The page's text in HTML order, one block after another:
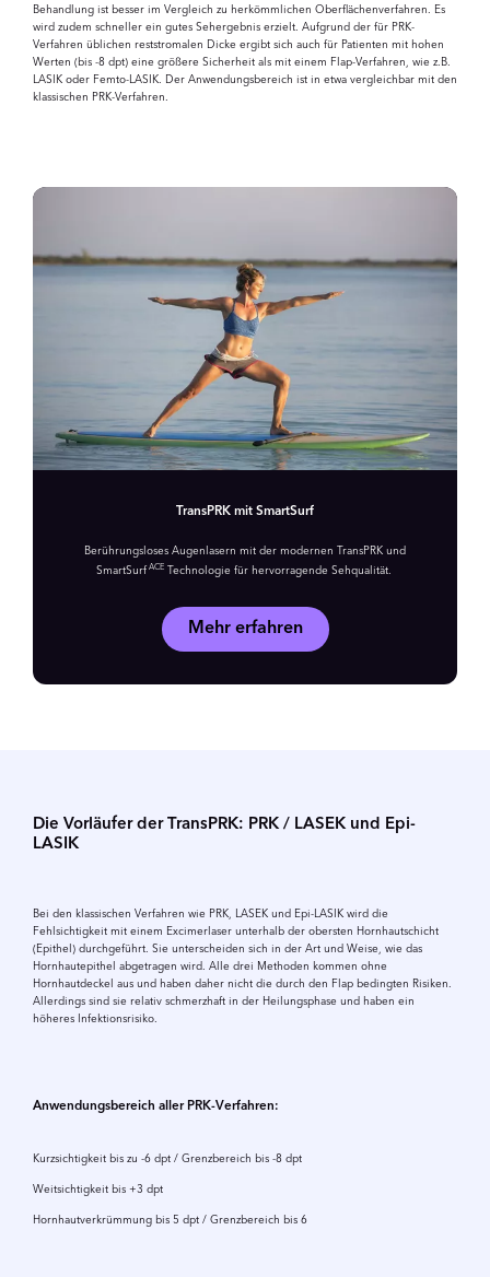
Behandlung ist besser im Vergleich zu herkömmlichen Oberflächenverfahren. Es
wird zudem schneller ein gutes Sehergebnis erzielt. Aufgrund der für PRK-
Verfahren üblichen reststromalen Dicke ergibt sich auch für Patienten mit hohen
Werten (bis -8 dpt) eine größere Sicherheit als mit einem Flap-Verfahren, wie z.B.
LASIK oder Femto-LASIK. Der Anwendungsbereich ist in etwa vergleichbar mit den
klassischen PRK-Verfahren.
TransPRK mit SmartSurf
Berührungsloses Augenlasern mit der modernen TransPRK und
SmartSurf ACE Technologie für hervorragende Sehqualität.
Mehr erfahren
Die Vorläufer der TransPRK: PRK / LASEK und Epi-
LASIK
Bei den klassischen Verfahren wie PRK, LASEK und Epi-LASIK wird die
Fehlsichtigkeit mit einem Excimerlaser unterhalb der obersten Hornhautschicht
(Epithel) durchgeführt. Sie unterscheiden sich in der Art und Weise, wie das
Hornhautepithel abgetragen wird. Alle drei Methoden kommen ohne
Hornhautdeckel aus und haben daher nicht die durch den Flap bedingten Risiken.
Allerdings sind sie relativ schmerzhaft in der Heilungsphase und haben ein
höheres Infektionsrisiko.
Anwendungsbereich aller PRK-Verfahren:
Kurzsichtigkeit bis zu -6 dpt / Grenzbereich bis -8 dpt
Weitsichtigkeit bis +3 dpt
Hornhautverkrümmung bis 5 dpt / Grenzbereich bis 6